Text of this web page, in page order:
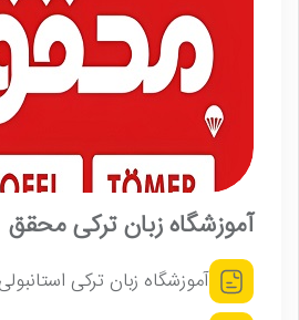
آموزشگاه زبان ترکی محقق
آموزشگاه زبان ترکی